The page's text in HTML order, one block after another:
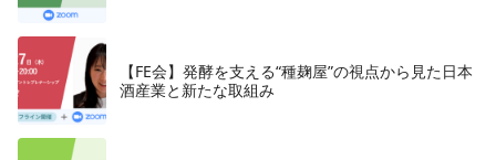
【FE会】発酵を支える“種麹屋”の視点から見た日本
酒産業と新たな取組み